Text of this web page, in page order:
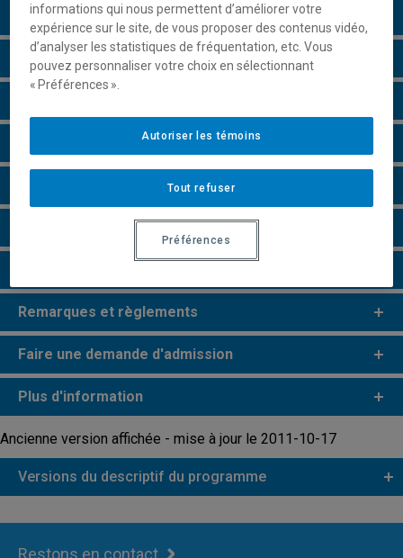
Présentation du programme
Conditions d'admission
Grille de cheminement
Perspectives professionnelles
Remarques et règlements
Faire une demande d'admission
Plus d'information
Ancienne version affichée - mise à jour le 2011-10-17
Versions du descriptif du programme
Restons en contact
informations qui nous permettent d’améliorer votre
expérience sur le site, de vous proposer des contenus vidéo,
d’analyser les statistiques de fréquentation, etc. Vous
pouvez personnaliser votre choix en sélectionnant
« Préférences ».
Tout refuser
Autoriser les témoins
Préférences